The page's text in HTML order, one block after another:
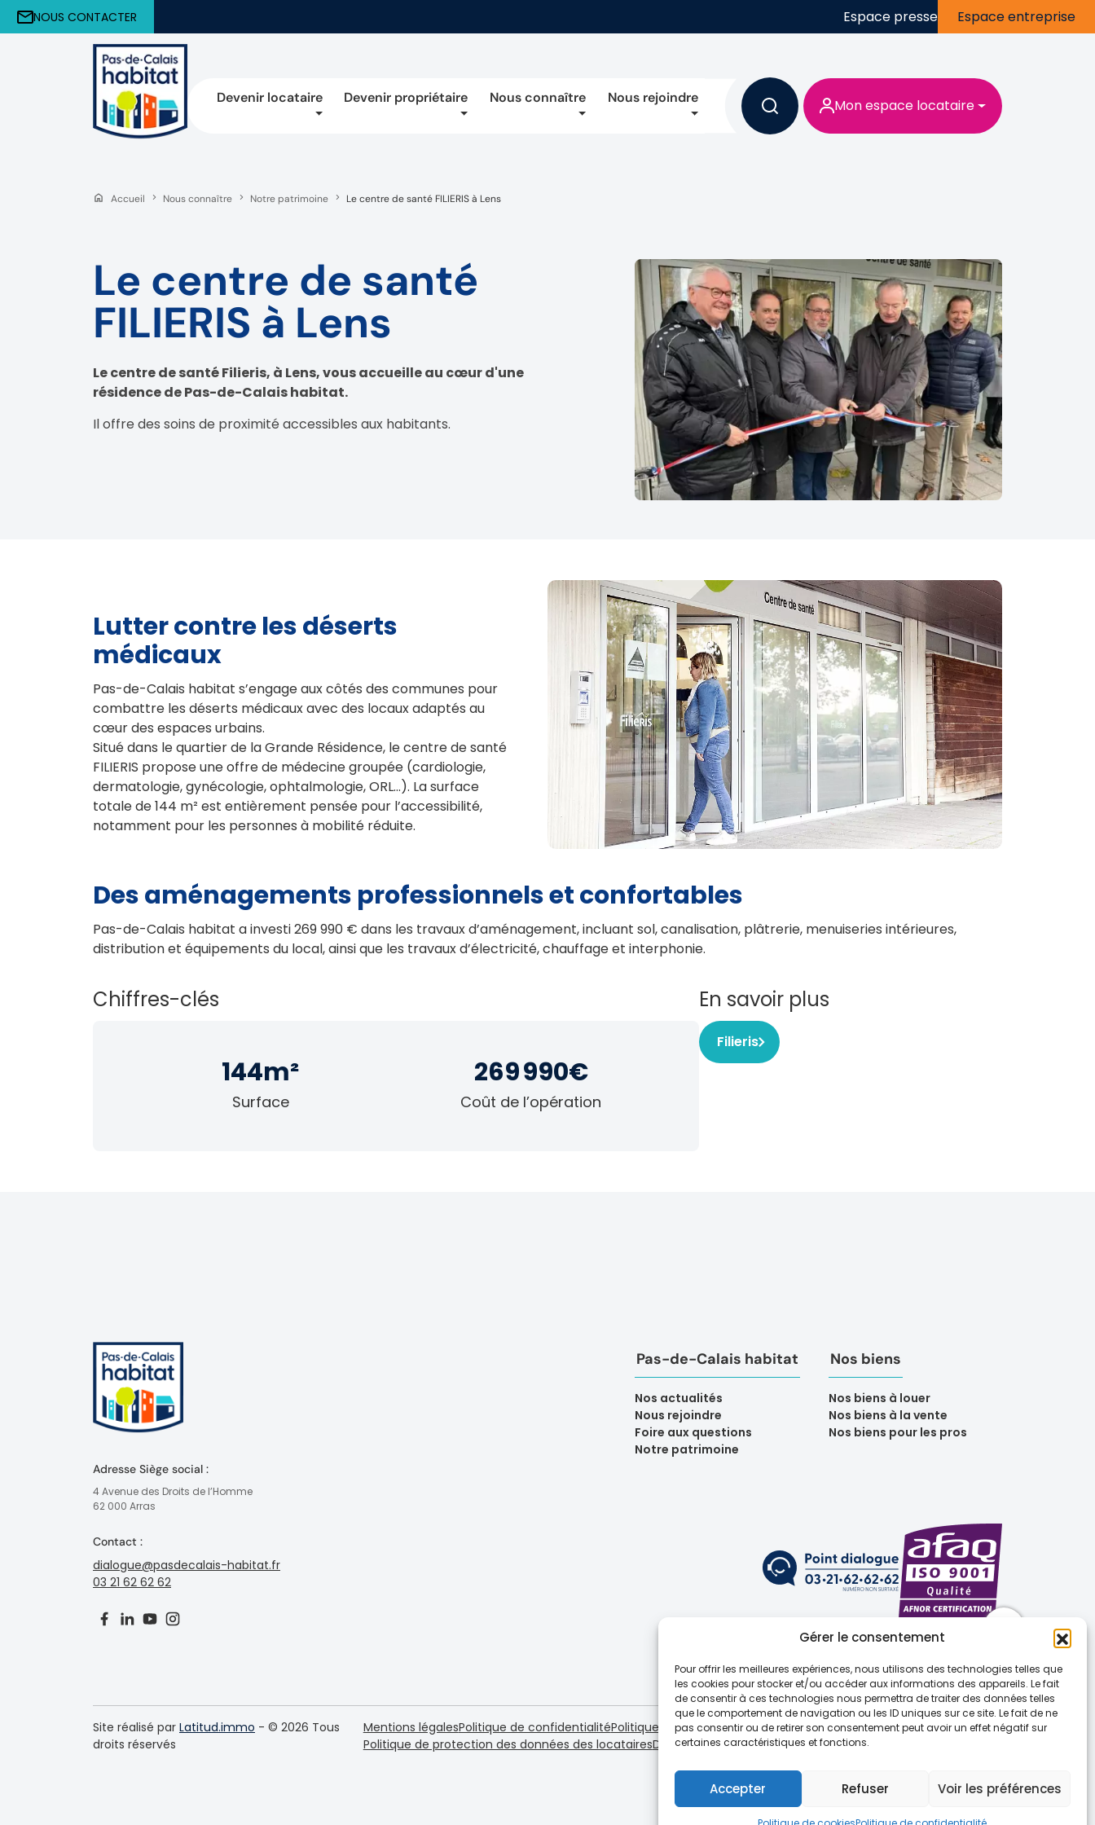
Gérer le consentement
Pour offrir les meilleures expériences, nous utilisons des technologies telles que
les cookies pour stocker et/ou accéder aux informations des appareils. Le fait
de consentir à ces technologies nous permettra de traiter des données telles
que le comportement de navigation ou les ID uniques sur ce site. Le fait de ne
pas consentir ou de retirer son consentement peut avoir un effet négatif sur
certaines caractéristiques et fonctions.
Accepter Refuser Voir les préférences
NOUS CONTACTER Espace presse Espace entreprise
Devenir locataire Devenir propriétaire Nous connaître Nous rejoindre Mon espace locataire
Accueil Nous connaître Notre patrimoine Le centre de santé FILIERIS à Lens
Le centre de santé
FILIERIS à Lens
Le centre de santé Filieris, à Lens, vous accueille au cœur d'une
résidence de Pas-de-Calais habitat.
Il offre des soins de proximité accessibles aux habitants.
Lutter contre les déserts
médicaux
Pas-de-Calais habitat s’engage aux côtés des communes pour
combattre les déserts médicaux avec des locaux adaptés au
cœur des espaces urbains.
Situé dans le quartier de la Grande Résidence, le centre de santé
FILIERIS propose une offre de médecine groupée (cardiologie,
dermatologie, gynécologie, ophtalmologie, ORL…). La surface
totale de 144 m² est entièrement pensée pour l’accessibilité,
notamment pour les personnes à mobilité réduite.
Des aménagements professionnels et confortables
Pas-de-Calais habitat a investi 269 990 € dans les travaux d’aménagement, incluant sol, canalisation, plâtrerie, menuiseries intérieures,
distribution et équipements du local, ainsi que les travaux d’électricité, chauffage et interphonie.
Chiffres-clés
144m²
Surface
269 990€
Coût de l’opération
En savoir plus
Filieris
Adresse Siège social :
4 Avenue des Droits de l’Homme
62 000 Arras
Contact :
dialogue@pasdecalais-habitat.fr
03 21 62 62 62
Pas-de-Calais habitat
Nos actualités
Nous rejoindre
Foire aux questions
Notre patrimoine
Nos biens
Nos biens à louer
Nos biens à la vente
Nos biens pour les pros
Site réalisé par Latitud.immo - © 2026 Tous
droits réservés
Mentions légalesPolitique de confidentialitéPolitique de cookies (UE)
Politique de protection des données des locatairesDispositif loi Sapin 2